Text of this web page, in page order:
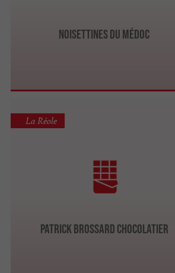
Noisettines du Médoc
Patrick BROSSARD Chocolatier
La Réole